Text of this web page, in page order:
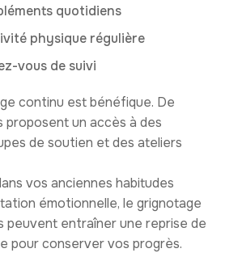
quotidiens
physique régulière
vous de suivi
continu est bénéfique. De
proposent un accès à des
de soutien et des ateliers
vos anciennes habitudes
émotionnelle, le grignotage
peuvent entraîner une reprise de
pour conserver vos progrès.